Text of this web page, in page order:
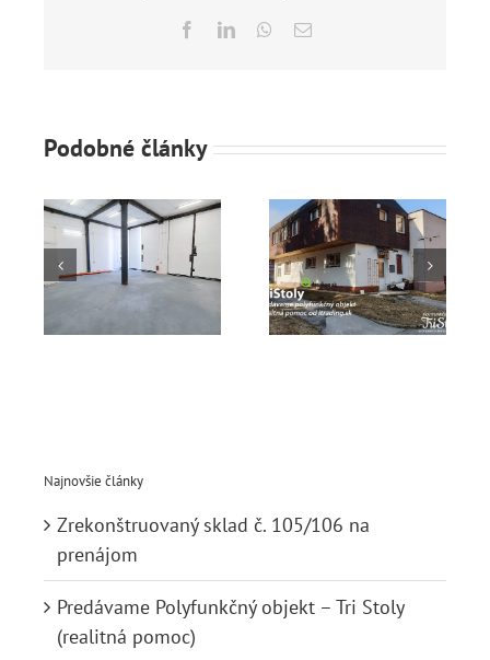
FacebookLinkedInWhatsApp
Email
Podobné články
Polyfunkčný
objekt – Tri
Stoly
sklad č.
107 na
Najnovšie články
Zrekonštruovaný sklad č. 105/106 na
prenájom
Predávame Polyfunkčný objekt – Tri Stoly
(realitná pomoc)